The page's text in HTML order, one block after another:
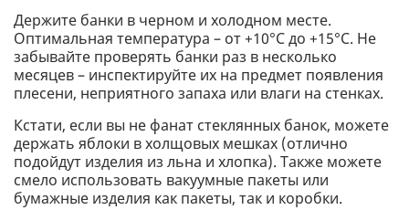
Держите банки в черном и холодном месте.
Оптимальная температура – ​​от +10°C до +15°C. Не
забывайте проверять банки раз в несколько
месяцев – инспектируйте их на предмет появления
плесени, неприятного запаха или влаги на стенках.
Кстати, если вы не фанат стеклянных банок, можете
держать яблоки в холщовых мешках (отлично
подойдут изделия из льна и хлопка). Также можете
смело использовать вакуумные пакеты или
бумажные изделия как пакеты, так и коробки.